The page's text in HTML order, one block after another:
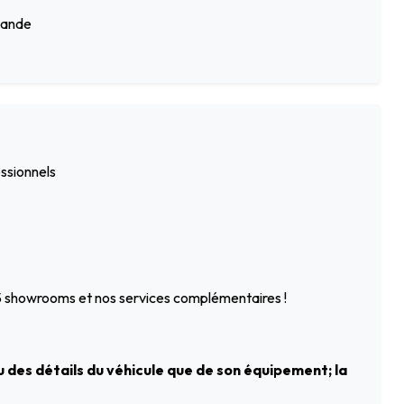
et nos services complémentaires !
détails du véhicule que de son équipement; la